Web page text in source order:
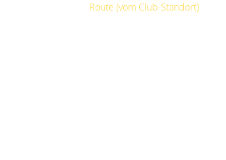
Route (vom Club-Standort)